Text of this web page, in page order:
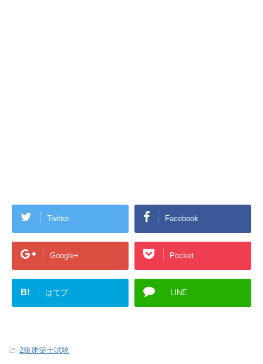
Twitter Facebook
Google+ Pocket
B! はてブ LINE
-2級建築士試験